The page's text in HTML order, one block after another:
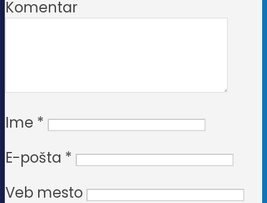
Komentar
Ime *
E-pošta *
Veb mesto